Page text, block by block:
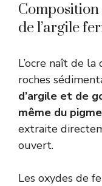
de l’argile
L’ocre naît de
roches
d’argile et de
même du
extraite
ouvert.
Les oxydes de